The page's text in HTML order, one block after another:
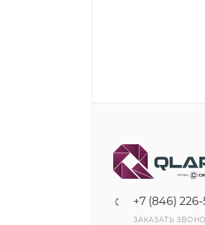
+7 (846) 226-
ЗАКАЗАТЬ